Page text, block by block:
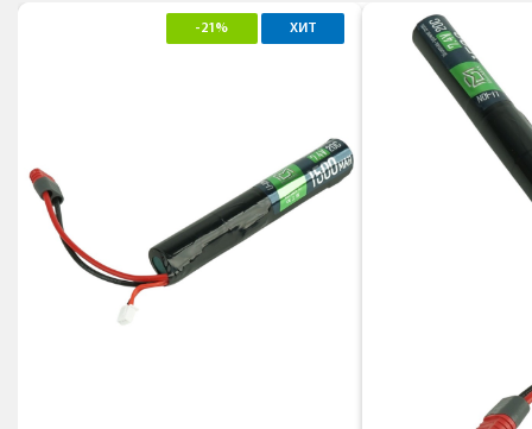
-21% ХИТ